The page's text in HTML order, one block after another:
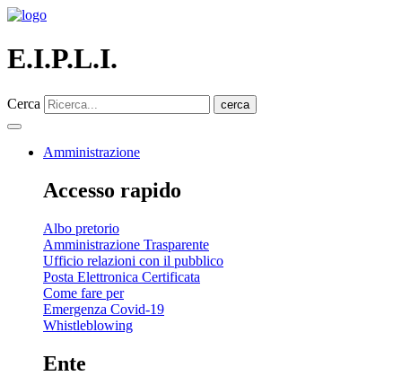
E.I.P.L.I.
Cerca cerca
Amministrazione
Accesso rapido
Albo pretorio
Amministrazione Trasparente
Ufficio relazioni con il pubblico
Posta Elettronica Certificata
Come fare per
Emergenza Covid-19
Whistleblowing
Ente